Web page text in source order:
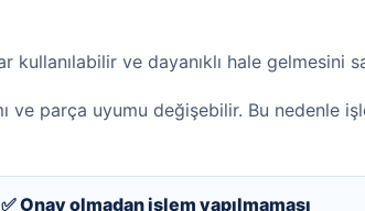
ve dayanıklı hale gelmesini
ve parça uyumu değişebilir. Bu nedenle
✅ Onay olmadan işlem yapılmaması